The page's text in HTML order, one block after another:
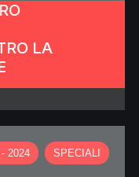
LA
2024 SPECIALI